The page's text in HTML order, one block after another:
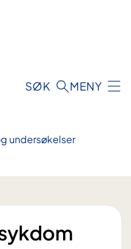
SØK MENY
undersøkelser